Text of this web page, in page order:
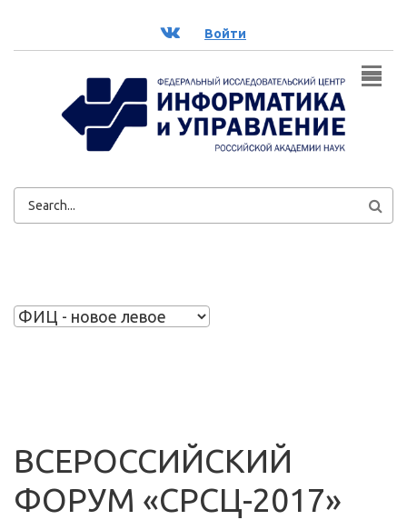
ВК Войти
ФОРМА
ВСЕРОССИЙСКИЙ
ФОРУМ «СРСЦ-2017»